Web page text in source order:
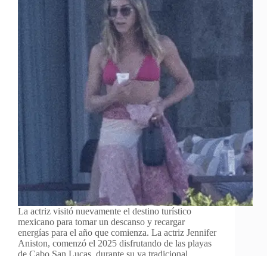
La actriz visitó nuevamente el destino turístico
mexicano para tomar un descanso y recargar
energías para el año que comienza. La actriz Jennifer
Aniston, comenzó el 2025 disfrutando de las playas
de Cabo San Lucas, durante su ya tradicional